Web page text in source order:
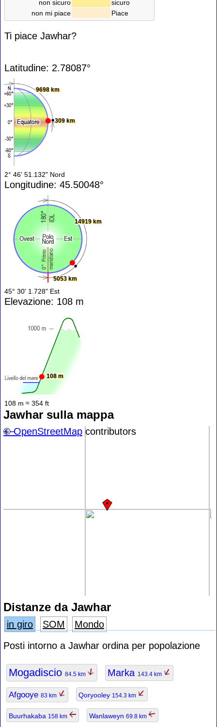
non sicuro
sicuro
non mi piace
Piace
Ti piace Jawhar?
Latitudine: 2.78087°
9698 km
309 km
2° 46' 51.132" Nord
Longitudine: 45.50048°
5053 km
14919 km
45° 30' 1.728" Est
Elevazione: 108 m
108 m
108 m ≈ 354 ft
Jawhar sulla mappa
+−
©OpenStreetMap contributors
Distanze da Jawhar
in giro SOM
Mondo
Posti intorno a Jawhar ordina per popolazione
Mogadiscio 84.5 km Marka 143.4 km
Afgooye 83 km Qoryooley 154.3 km
Buurhakaba 158 km Wanlaweyn 69.8 km